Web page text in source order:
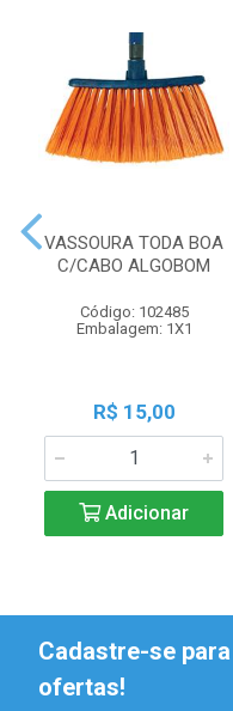
VASSOURA TODA BOA
C/CABO ALGOBOM
Código: 102485
Embalagem: 1X1
R$ 15,00
Adicionar
Cadastre-se
ofertas!